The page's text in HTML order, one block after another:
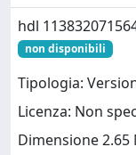
hdl
non disponibili
Tipologia:
Licenza: Non
Dimensione 2.65